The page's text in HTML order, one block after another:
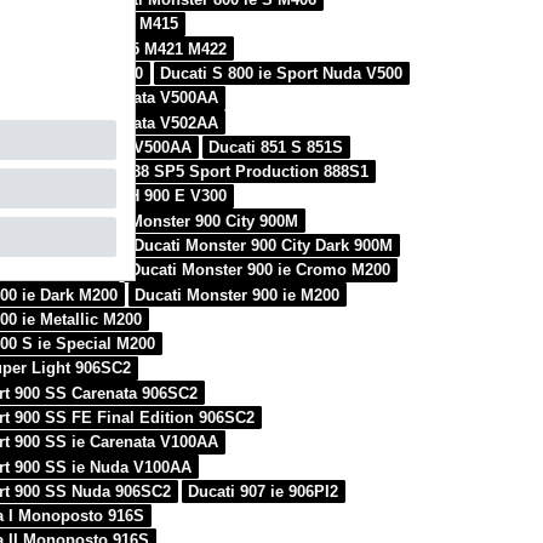
S2R Dark M414 M415
S2R M414 M415 M421 M422
Carenata V500
Ducati S 800 ie Sport Nuda V500
800 SS ie Carenata V500AA
800 SS ie Carenata V502AA
800 SS ie Nuda V500AA
Ducati 851 S 851S
851S3
Ducati 888 SP5 Sport Production 888S1
Ducati MH 900 E V300
900M
Ducati Monster 900 City 900M
Ducati Monster 900 City Dark 900M
Ducati Monster 900 ie Cromo M200
ie Dark M200
Ducati Monster 900 ie M200
ie Metallic M200
S ie Special M200
Light 906SC2
900 SS Carenata 906SC2
900 SS FE Final Edition 906SC2
900 SS ie Carenata V100AA
900 SS ie Nuda V100AA
900 SS Nuda 906SC2
Ducati 907 ie 906PI2
I Monoposto 916S